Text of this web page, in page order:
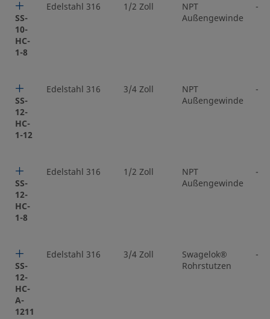
SS-
10-
HC-
1-8
Edelstahl 316 1/2 Zoll
NPT
Außengewinde
-
SS-
12-
HC-
1-12
Edelstahl 316 3/4 Zoll
NPT
Außengewinde
-
SS-
12-
HC-
1-8
Edelstahl 316 1/2 Zoll
NPT
Außengewinde
-
SS-
12-
HC-
A-
1211
Edelstahl 316 3/4 Zoll
Swagelok®
Rohrstutzen
-